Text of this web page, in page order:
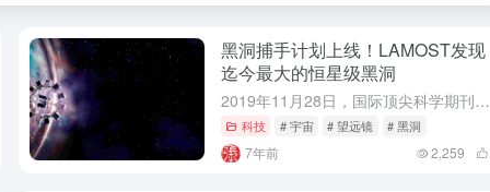
黑洞捕手计划上线！LAMOST发现
迄今最大的恒星级黑洞
2019年11月28日，国际顶尖科学期刊《自然》在线发布了我国天文学家主导的一项重大发现。中国科学院国家天文台刘继峰、张昊彤研究员领导的研究团队发现了一颗迄今为止最大质量的恒星级黑洞，这颗70倍太阳质...
科技 # 宇宙 # 望远镜 # 黑洞
7年前 2,259